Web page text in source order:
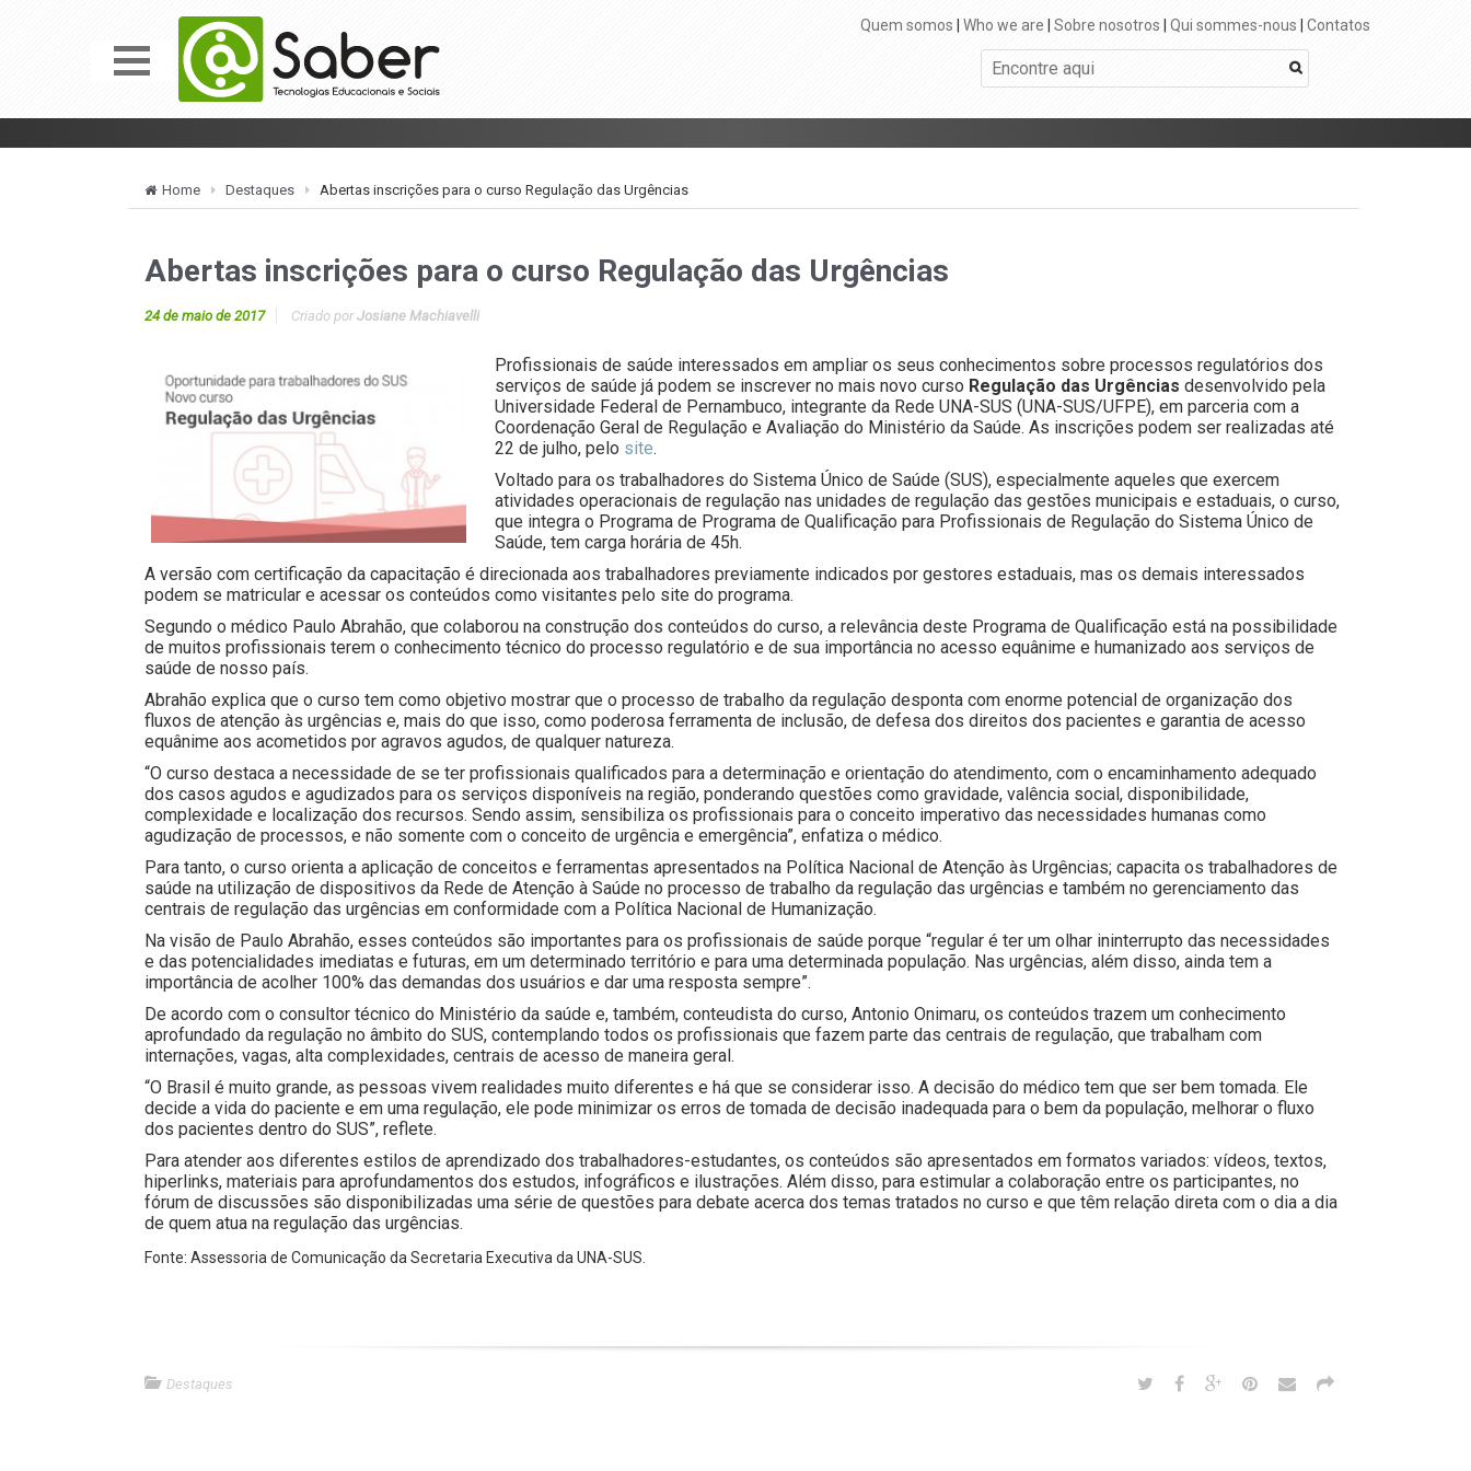
Quem somos Who we are Sobre nosotros Qui sommes-nous Contatos
Home Destaques Abertas inscrições para o curso Regulação das Urgências
Abertas inscrições para o curso Regulação das Urgências
24 de maio de 2017 Criado porJosiane Machiavelli
Profissionais de saúde interessados em ampliar os seus conhecimentos sobre processos regulatórios dos
serviços de saúde já podem se inscrever no mais novo curso Regulação das Urgências desenvolvido pela
Universidade Federal de Pernambuco, integrante da Rede UNA-SUS (UNA-SUS/UFPE), em parceria com a
Coordenação Geral de Regulação e Avaliação do Ministério da Saúde. As inscrições podem ser realizadas até
22 de julho, pelo site.
Voltado para os trabalhadores do Sistema Único de Saúde (SUS), especialmente aqueles que exercem
atividades operacionais de regulação nas unidades de regulação das gestões municipais e estaduais, o curso,
que integra o Programa de Programa de Qualificação para Profissionais de Regulação do Sistema Único de
Saúde, tem carga horária de 45h.
A versão com certificação da capacitação é direcionada aos trabalhadores previamente indicados por gestores estaduais, mas os demais interessados
podem se matricular e acessar os conteúdos como visitantes pelo site do programa.
Segundo o médico Paulo Abrahão, que colaborou na construção dos conteúdos do curso, a relevância deste Programa de Qualificação está na possibilidade
de muitos profissionais terem o conhecimento técnico do processo regulatório e de sua importância no acesso equânime e humanizado aos serviços de
saúde de nosso país.
Abrahão explica que o curso tem como objetivo mostrar que o processo de trabalho da regulação desponta com enorme potencial de organização dos
fluxos de atenção às urgências e, mais do que isso, como poderosa ferramenta de inclusão, de defesa dos direitos dos pacientes e garantia de acesso
equânime aos acometidos por agravos agudos, de qualquer natureza.
“O curso destaca a necessidade de se ter profissionais qualificados para a determinação e orientação do atendimento, com o encaminhamento adequado
dos casos agudos e agudizados para os serviços disponíveis na região, ponderando questões como gravidade, valência social, disponibilidade,
complexidade e localização dos recursos. Sendo assim, sensibiliza os profissionais para o conceito imperativo das necessidades humanas como
agudização de processos, e não somente com o conceito de urgência e emergência”, enfatiza o médico.
Para tanto, o curso orienta a aplicação de conceitos e ferramentas apresentados na Política Nacional de Atenção às Urgências; capacita os trabalhadores de
saúde na utilização de dispositivos da Rede de Atenção à Saúde no processo de trabalho da regulação das urgências e também no gerenciamento das
centrais de regulação das urgências em conformidade com a Política Nacional de Humanização.
Na visão de Paulo Abrahão, esses conteúdos são importantes para os profissionais de saúde porque “regular é ter um olhar ininterrupto das necessidades
e das potencialidades imediatas e futuras, em um determinado território e para uma determinada população. Nas urgências, além disso, ainda tem a
importância de acolher 100% das demandas dos usuários e dar uma resposta sempre”.
De acordo com o consultor técnico do Ministério da saúde e, também, conteudista do curso, Antonio Onimaru, os conteúdos trazem um conhecimento
aprofundado da regulação no âmbito do SUS, contemplando todos os profissionais que fazem parte das centrais de regulação, que trabalham com
internações, vagas, alta complexidades, centrais de acesso de maneira geral.
“O Brasil é muito grande, as pessoas vivem realidades muito diferentes e há que se considerar isso. A decisão do médico tem que ser bem tomada. Ele
decide a vida do paciente e em uma regulação, ele pode minimizar os erros de tomada de decisão inadequada para o bem da população, melhorar o fluxo
dos pacientes dentro do SUS”, reflete.
Para atender aos diferentes estilos de aprendizado dos trabalhadores-estudantes, os conteúdos são apresentados em formatos variados: vídeos, textos,
hiperlinks, materiais para aprofundamentos dos estudos, infográficos e ilustrações. Além disso, para estimular a colaboração entre os participantes, no
fórum de discussões são disponibilizadas uma série de questões para debate acerca dos temas tratados no curso e que têm relação direta com o dia a dia
de quem atua na regulação das urgências.
Fonte: Assessoria de Comunicação da Secretaria Executiva da UNA-SUS.
Destaques